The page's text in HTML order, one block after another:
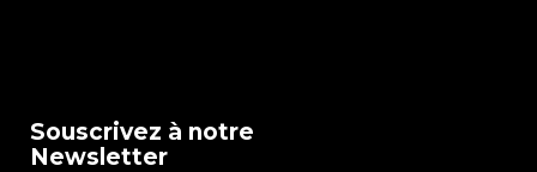
Souscrivez à notre
Newsletter